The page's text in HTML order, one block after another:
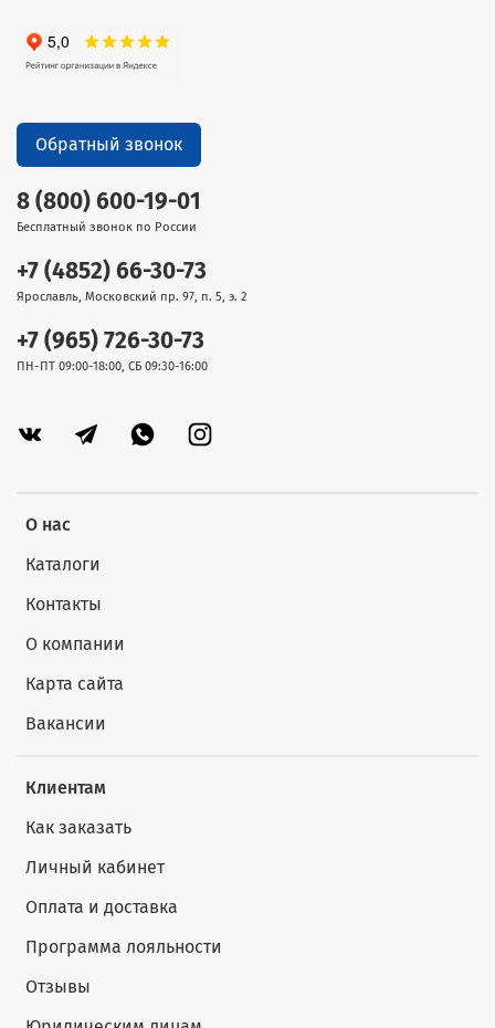
О нас
Каталоги
Контакты
О компании
Карта сайта
Вакансии
Клиентам
Как заказать
Личный кабинет
Оплата и доставка
Программа лояльности
Отзывы
8 (800) 600-19-01
Бесплатный звонок по России
+7 (4852) 66-30-73
Ярославль, Московский пр. 97, п. 5, э. 2
+7 (965) 726-30-73
ПН-ПТ 09:00-18:00, СБ 09:30-16:00
Обратный звонок